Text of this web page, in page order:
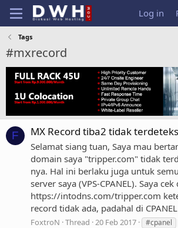
Log in
Tags
#mxrecord
F MX Record tiba2 tidak
Selamat siang tuan, Saya mau
domain saya "tripper.com" tidak
nya. Hal ini berlaku juga untuk
server saya (VPS-CPANEL). Saya cek
https://intodns.com/tripper.com
record tidak ada, padahal di
FoxtroN Thread 20 Feb 2017 #cpanel